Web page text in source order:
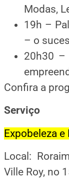
Modas,
19h –
– o
20h30 –
Confira a
Serviço
Expobeleza
Local:
Ville Roy, no